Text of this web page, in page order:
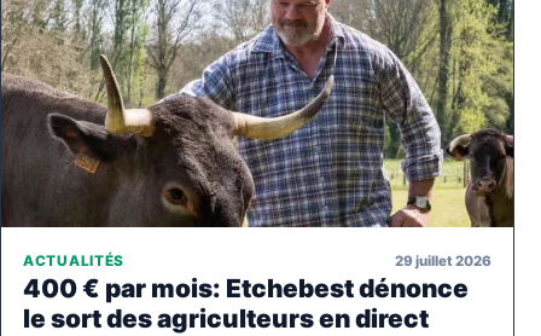
ACTUALITÉS 29 juillet 2026
400 € par mois: Etchebest dénonce
le sort des agriculteurs en direct